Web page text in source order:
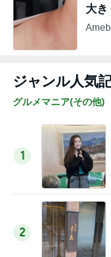
大き
ジャンル人気
グルメマニア(その他)
1
2